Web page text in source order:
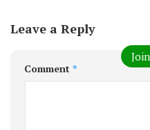
Leave a Reply
Comment *